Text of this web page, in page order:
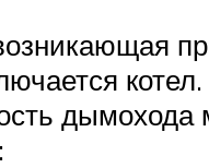
котел.
дымохода